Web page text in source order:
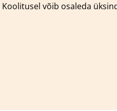
Koolitusel võib osaleda